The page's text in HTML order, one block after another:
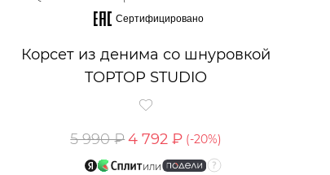
Сертифицировано
Корсет из денима со шнуровкой
TOPTOP STUDIO
5 990 ₽4 792 ₽ (-20%)
или